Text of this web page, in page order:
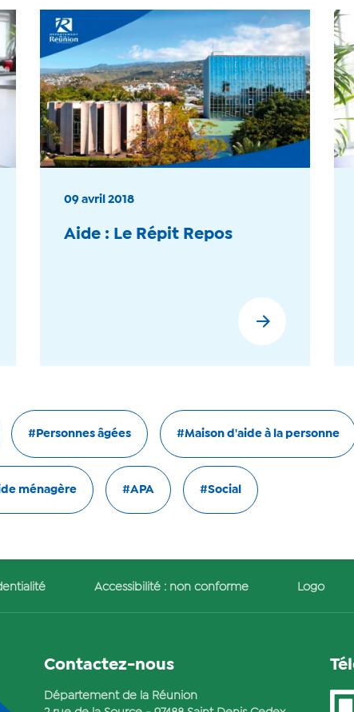
09 avril 2018
Aide : Le Répit Repos
#Personnes âgées #Maison d'aide à la personne
ménagère #APA #Social
Accessibilité : non conforme Logo
Contactez-nous
Département de la Réunion